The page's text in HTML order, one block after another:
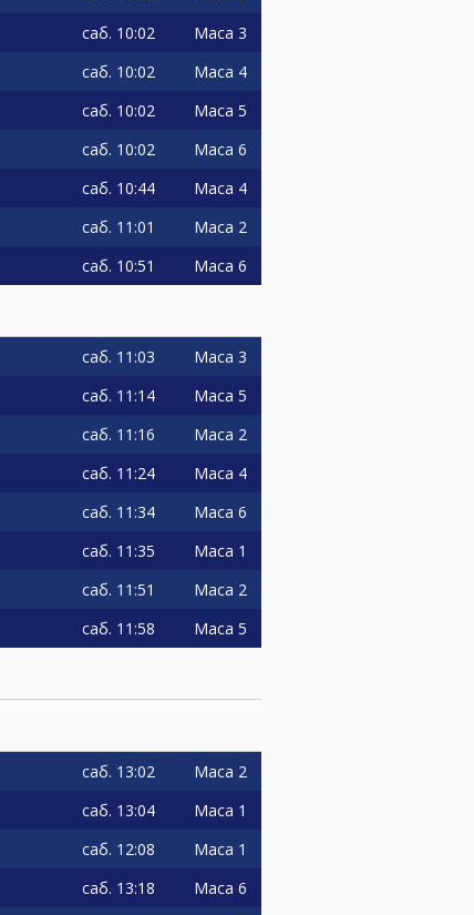
саб. 10:02 Маса 3
саб. 10:02 Маса 4
саб. 10:02 Маса 5
саб. 10:02 Маса 6
саб. 10:44 Маса 4
саб. 11:01 Маса 2
саб. 10:51 Маса 6
саб. 11:03 Маса 3
саб. 11:14 Маса 5
саб. 11:16 Маса 2
саб. 11:24 Маса 4
саб. 11:34 Маса 6
саб. 11:35 Маса 1
саб. 11:51 Маса 2
саб. 11:58 Маса 5
саб. 13:02 Маса 2
саб. 13:04 Маса 1
саб. 12:08 Маса 1
саб. 13:18 Маса 6